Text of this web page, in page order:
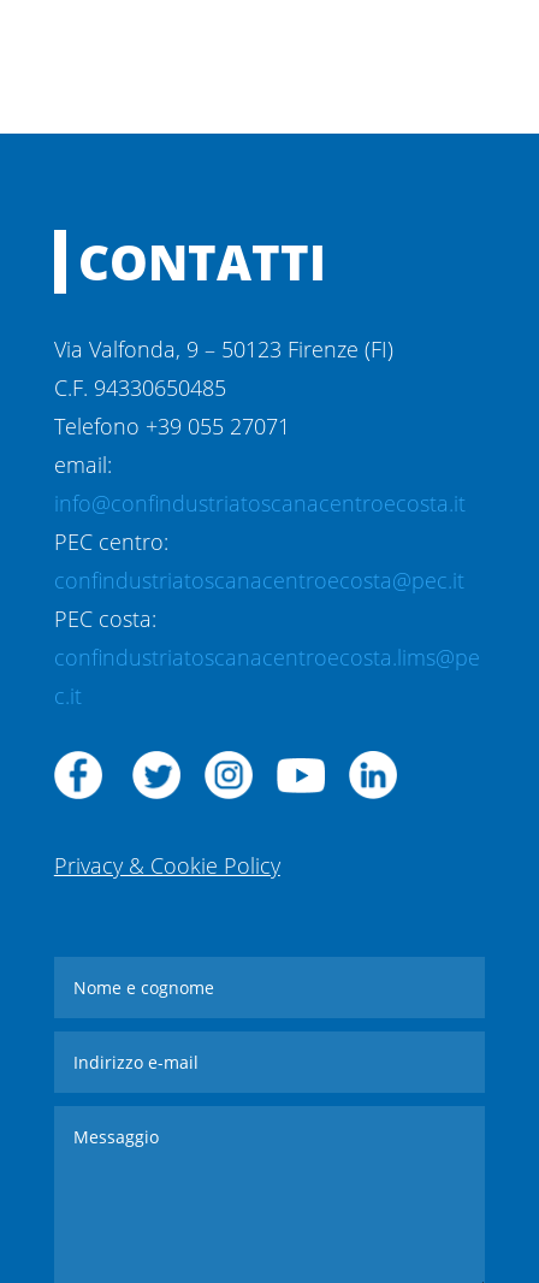
CONTATTI
Via Valfonda, 9 – 50123 Firenze (FI)
C.F. 94330650485
Telefono +39 055 27071
email:
info@confindustriatoscanacentroecosta.it
PEC centro:
confindustriatoscanacentroecosta@pec.it
PEC costa:
confindustriatoscanacentroecosta.lims@pe
c.it
Privacy & Cookie Policy